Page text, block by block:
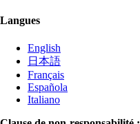
Langues
English
日本語
Français
Española
Italiano